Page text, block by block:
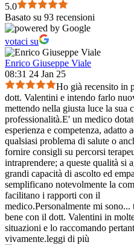
5.0
Basato su 93 recensioni
votaci su
Enrico Giuseppe Viale
08:31 24 Jan 25
Ho già recensito in
dott. Valentini e intendo farlo
mettendo nella giusta luce la sua
professionalità.E' un medico
esperienza e competenza, adatto
qualsiasi problema di salute o
fornire consigli su percorsi
intraprendere; a queste qualità si
grandi capacità di ascolto ed
semplificano notevolmente la
facilitano i rapporti con il
medico.Personalmente mi sono...
bene con il dott. Valentini in
situazioni e lo raccomando
vivamente.leggi di più